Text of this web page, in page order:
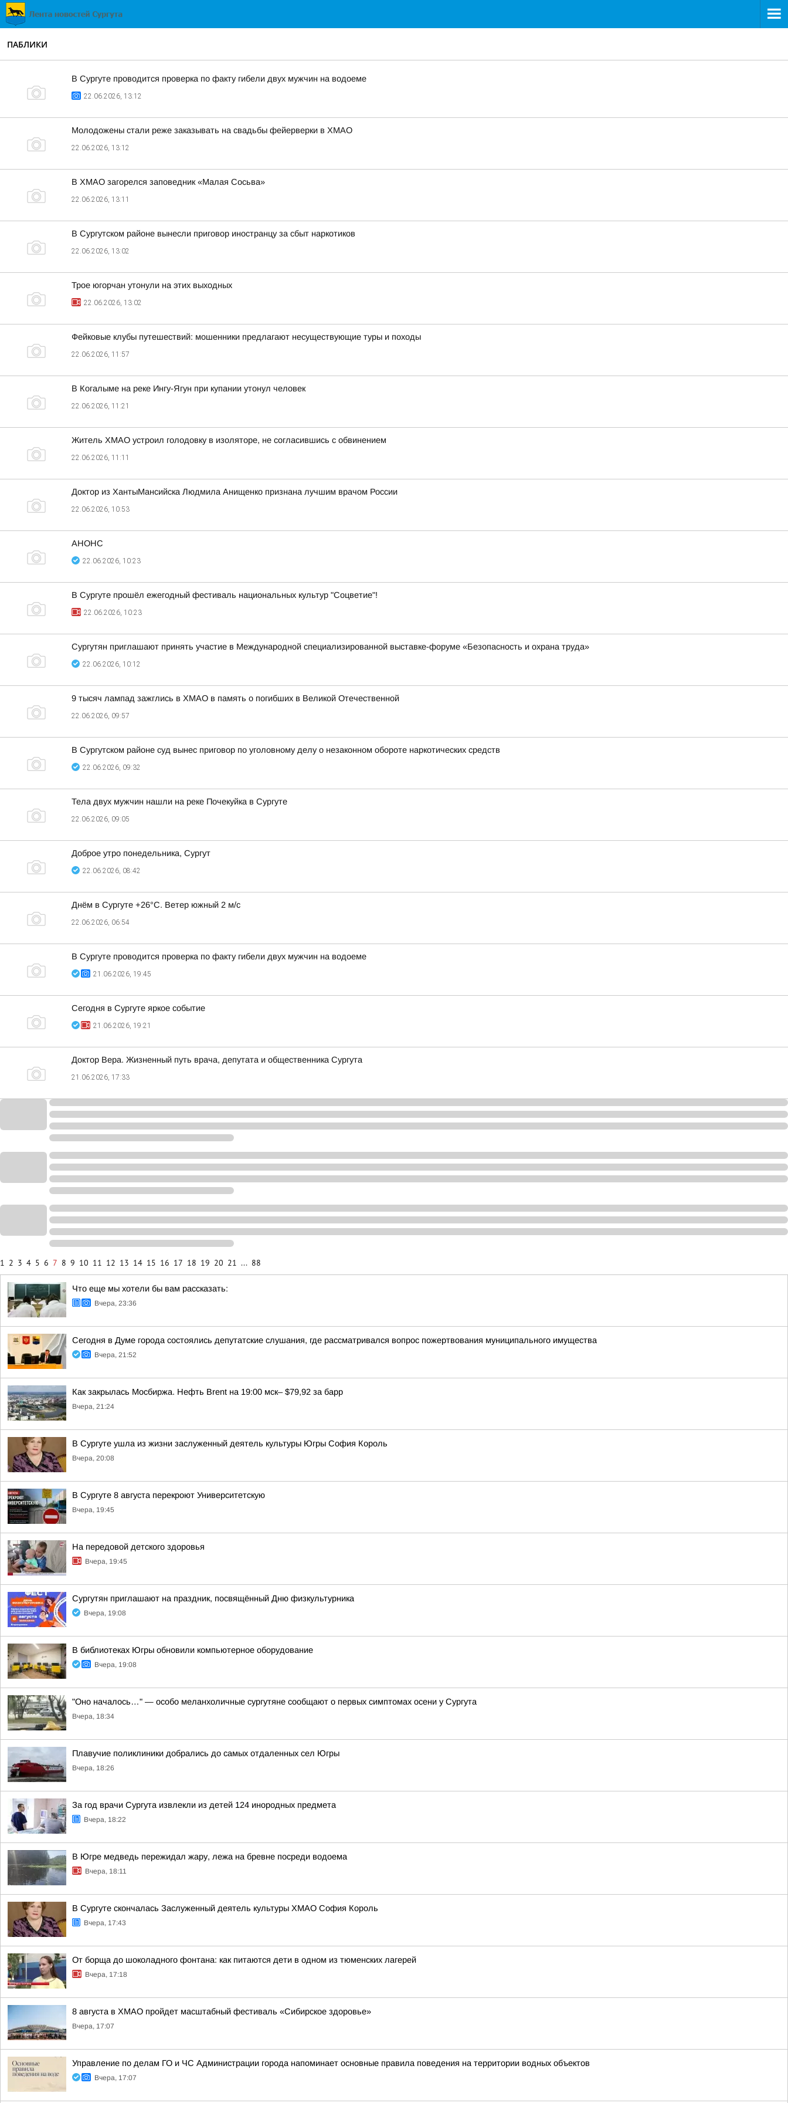
ПАБЛИКИ
В Сургуте проводится проверка по факту гибели двух мужчин на водоеме
22.06.2026, 13:12
Молодожены стали реже заказывать на свадьбы фейерверки в ХМАО
22.06.2026, 13:12
В ХМАО загорелся заповедник «Малая Сосьва»
22.06.2026, 13:11
В Сургутском районе вынесли приговор иностранцу за сбыт наркотиков
22.06.2026, 13:02
Трое югорчан утонули на этих выходных
22.06.2026, 13:02
Фейковые клубы путешествий: мошенники предлагают несуществующие туры и походы
22.06.2026, 11:57
В Когалыме на реке Ингу-Ягун при купании утонул человек
22.06.2026, 11:21
Житель ХМАО устроил голодовку в изоляторе, не согласившись с обвинением
22.06.2026, 11:11
Доктор из ХантыМансийска Людмила Анищенко признана лучшим врачом России
22.06.2026, 10:53
АНОНС
22.06.2026, 10:23
В Сургуте прошёл ежегодный фестиваль национальных культур "Соцветие"!
22.06.2026, 10:23
Сургутян приглашают принять участие в Международной специализированной выставке-форуме «Безопасность и охрана труда»
22.06.2026, 10:12
9 тысяч лампад зажглись в ХМАО в память о погибших в Великой Отечественной
22.06.2026, 09:57
В Сургутском районе суд вынес приговор по уголовному делу о незаконном обороте наркотических средств
22.06.2026, 09:32
Тела двух мужчин нашли на реке Почекуйка в Сургуте
22.06.2026, 09:05
Доброе утро понедельника, Сургут
22.06.2026, 08:42
Днём в Сургуте +26°С. Ветер южный 2 м/с
22.06.2026, 06:54
В Сургуте проводится проверка по факту гибели двух мужчин на водоеме
21.06.2026, 19:45
Сегодня в Сургуте яркое событие
21.06.2026, 19:21
Доктор Вера. Жизненный путь врача, депутата и общественника Сургута
21.06.2026, 17:33
1 2 3 4 5 6 7 8 9 10 11 12 13 14 15 16 17 18 19 20 21 ... 88
Что еще мы хотели бы вам рассказать:
Вчера, 23:36
Сегодня в Думе города состоялись депутатские слушания, где рассматривался вопрос пожертвования муниципального имущества
Вчера, 21:52
Как закрылась Мосбиржа. Нефть Brent на 19:00 мск– $79,92 за барр
Вчера, 21:24
В Сургуте ушла из жизни заслуженный деятель культуры Югры София Король
Вчера, 20:08
В Сургуте 8 августа перекроют Университетскую
Вчера, 19:45
На передовой детского здоровья
Вчера, 19:45
Сургутян приглашают на праздник, посвящённый Дню физкультурника
Вчера, 19:08
В библиотеках Югры обновили компьютерное оборудование
Вчера, 19:08
"Оно началось…" — особо меланхоличные сургутяне сообщают о первых симптомах осени у Сургута
Вчера, 18:34
Плавучие поликлиники добрались до самых отдаленных сел Югры
Вчера, 18:26
За год врачи Сургута извлекли из детей 124 инородных предмета
Вчера, 18:22
В Югре медведь пережидал жару, лежа на бревне посреди водоема
Вчера, 18:11
В Сургуте скончалась Заслуженный деятель культуры ХМАО София Король
Вчера, 17:43
От борща до шоколадного фонтана: как питаются дети в одном из тюменских лагерей
Вчера, 17:18
8 августа в ХМАО пройдет масштабный фестиваль «Сибирское здоровье»
Вчера, 17:07
Управление по делам ГО и ЧС Администрации города напоминает основные правила поведения на территории водных объектов
Вчера, 17:07